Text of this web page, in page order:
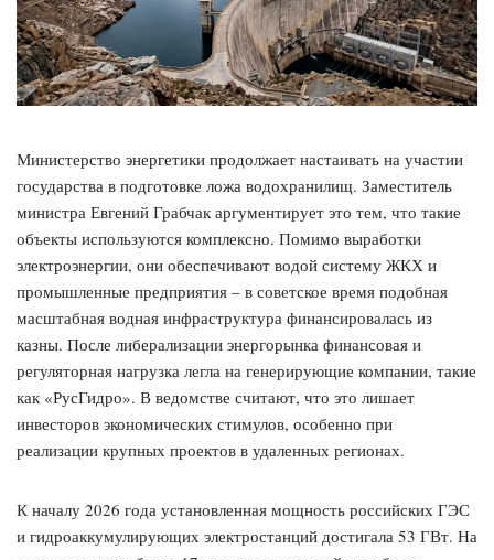
Министерство энергетики продолжает настаивать на участии
государства в подготовке ложа водохранилищ. Заместитель
министра Евгений Грабчак аргументирует это тем, что такие
объекты используются комплексно. Помимо выработки
электроэнергии, они обеспечивают водой систему ЖКХ и
промышленные предприятия – в советское время подобная
масштабная водная инфраструктура финансировалась из
казны. После либерализации энергорынка финансовая и
регуляторная нагрузка легла на генерирующие компании, такие
как «РусГидро». В ведомстве считают, что это лишает
инвесторов экономических стимулов, особенно при
реализации крупных проектов в удаленных регионах.
К началу 2026 года установленная мощность российских ГЭС
и гидроаккумулирующих электростанций достигала 53 ГВт. На